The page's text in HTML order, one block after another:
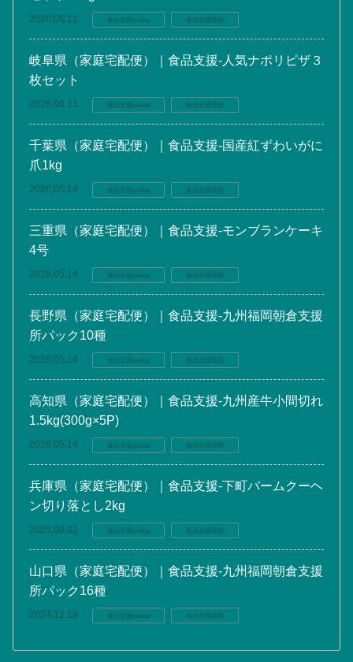
2026.06.11 食品支援pickup 食品支援情報
岐阜県（家庭宅配便）｜食品支援-人気ナポリピザ３
枚セット
2026.06.11 食品支援pickup 食品支援情報
千葉県（家庭宅配便）｜食品支援-国産紅ずわいがに
爪1kg
2026.05.14 食品支援pickup 食品支援情報
三重県（家庭宅配便）｜食品支援-モンブランケーキ
4号
2026.05.14 食品支援pickup 食品支援情報
長野県（家庭宅配便）｜食品支援-九州福岡朝倉支援
所パック10種
2026.05.14 食品支援pickup 食品支援情報
高知県（家庭宅配便）｜食品支援-九州産牛小間切れ
1.5kg(300g×5P)
2026.05.14 食品支援pickup 食品支援情報
兵庫県（家庭宅配便）｜食品支援-下町バームクーヘ
ン切り落とし2kg
2025.09.02 食品支援pickup 食品支援情報
山口県（家庭宅配便）｜食品支援-九州福岡朝倉支援
所パック16種
2024.12.18 食品支援pickup 食品支援情報